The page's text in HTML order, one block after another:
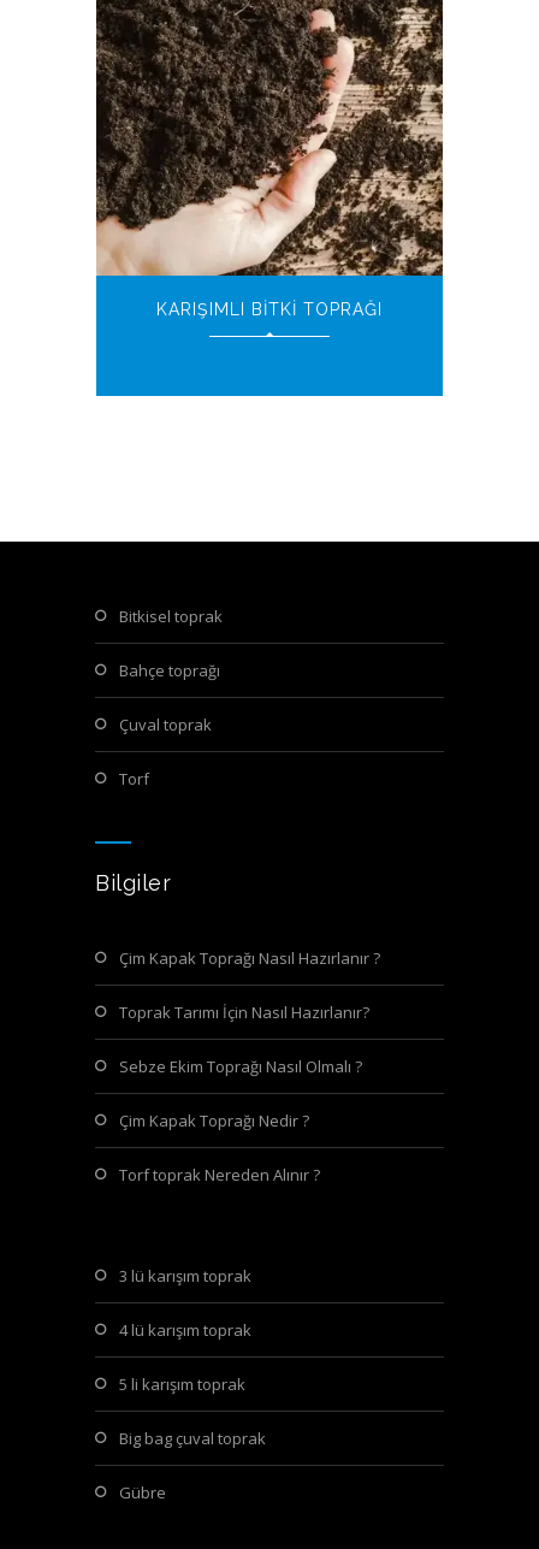
KARIŞIMLI BITKI TOPRAĞI
bitkisel toprak
bahçe toprağı
çuval toprak
torf
Bilgiler
Çim Kapak Toprağı Nasıl Hazırlanır ?
Toprak Tarımı İçin Nasıl Hazırlanır?
Sebze Ekim Toprağı Nasıl Olmalı ?
Çim Kapak Toprağı Nedir ?
Torf toprak Nereden Alınır ?
3 lü karışım toprak
4 lü karışım toprak
5 li karışım toprak
big bag çuval toprak
gübre